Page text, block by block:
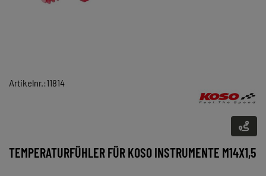
Artikelnr.:11814
TEMPERATURFÜHLER FÜR KOSO INSTRUMENTE M14X1,5